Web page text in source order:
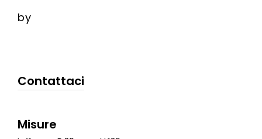
by
Contattaci
Misure